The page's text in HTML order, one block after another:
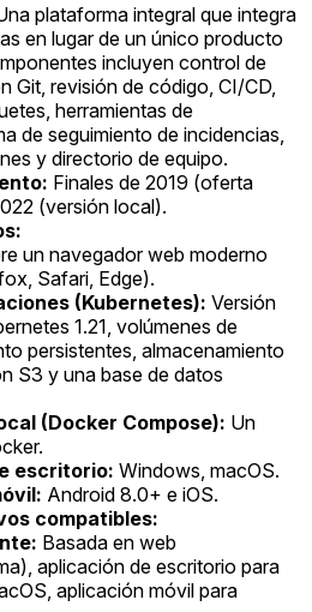
plataforma integral que integra
en lugar de un único producto
incluyen control de
Git, revisión de código, CI/CD,
herramientas de
de seguimiento de incidencias,
y directorio de equipo.
Finales de 2019 (oferta
(versión local).
un navegador web moderno
Safari, Edge).
(Kubernetes): Versión
1.21, volúmenes de
persistentes, almacenamiento
S3 y una base de datos
(Docker Compose): Un
escritorio: Windows, macOS.
Android 8.0+ e iOS.
compatibles:
Basada en web
aplicación de escritorio para
aplicación móvil para